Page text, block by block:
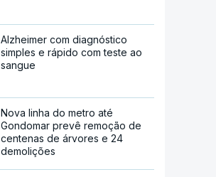
Alzheimer com diagnóstico
simples e rápido com teste ao
sangue
Nova linha do metro até
Gondomar prevê remoção de
centenas de árvores e 24
demolições